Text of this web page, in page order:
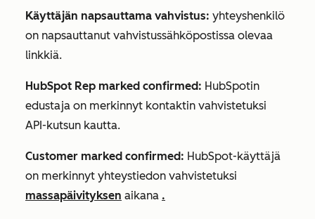
Käyttäjän napsauttama vahvistus: yhteyshenkilö
on napsauttanut vahvistussähköpostissa olevaa
linkkiä.
HubSpot Rep marked confirmed: HubSpotin
edustaja on merkinnyt kontaktin vahvistetuksi
API-kutsun kautta.
Customer marked confirmed: HubSpot-käyttäjä
on merkinnyt yhteystiedon vahvistetuksi
massapäivityksen aikana .